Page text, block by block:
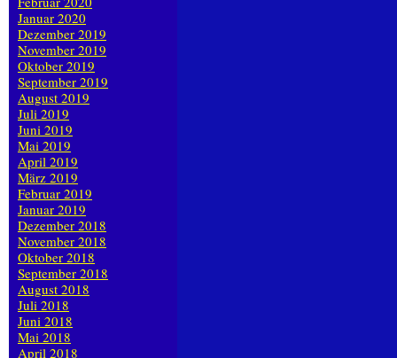
Januar 2020
Dezember 2019
November 2019
Oktober 2019
September 2019
August 2019
Juli 2019
Juni 2019
Mai 2019
April 2019
März 2019
Februar 2019
Januar 2019
Dezember 2018
November 2018
Oktober 2018
September 2018
August 2018
Juli 2018
Juni 2018
Mai 2018
April 2018